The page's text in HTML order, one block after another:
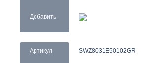
Добавить
Артикул SWZ8031E50102GR